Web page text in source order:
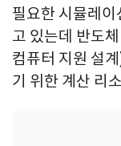
필요한 시뮬레이
고 있는데 반도
컴퓨터 지원 설
기 위한 계산 리